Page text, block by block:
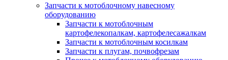
Запчасти к мотоблочному навесному
оборудованию
Запчасти к мотоблочным
картофелекопалкам, картофелесажалкам
Запчасти к мотоблочным косилкам
Запчасти к плугам, почвофрезам